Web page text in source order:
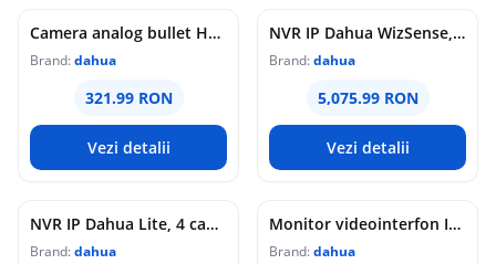
Camera analog bullet HDCVI Dahua, 8MP 4K, Smart Dual Light, IR 40m, lumina calda 40m, lentila 3.6mm, microfon, WDR 120dB, IP67, HAC-HFW1801TLMP-IL-A-0360B-S2
Brand:dahua
321.99 RON
Vezi detalii
NVR IP Dahua WizSense, 64 canale, 32MP, AcuPick, WizSeek, SMD Plus, recunoastere faciala, HDMI 8K, 4 HDD x 26TB, NVR5464-EI2
Brand:dahua
5,075.99 RON
Vezi detalii
NVR IP Dahua Lite, 4 canale, 12MP, SMD Plus, 160 Mbps, HDMI 4K, 2 porturi LAN Gigabit, 1 HDD 20TB, NVR4104HS-2N-4KS3
Brand:dahua
Monitor videointerfon IP Wi-Fi Dahua, 7 inch, touchscreen, 1024x600, audio bidirectional, PoE, 6 intrari alarma, VTH2621G-WP
Brand:dahua